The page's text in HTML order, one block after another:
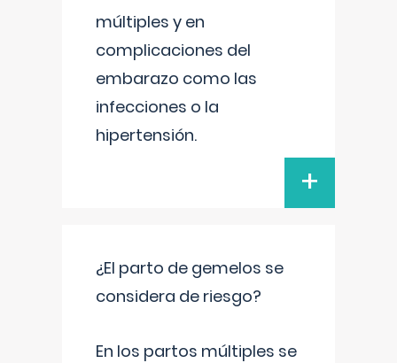
múltiples y en
complicaciones del
embarazo como las
infecciones o la
hipertensión.
+
¿El parto de gemelos se
considera de riesgo?
En los partos múltiples se